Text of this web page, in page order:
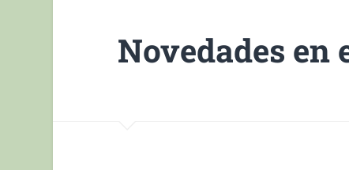
Novedades en